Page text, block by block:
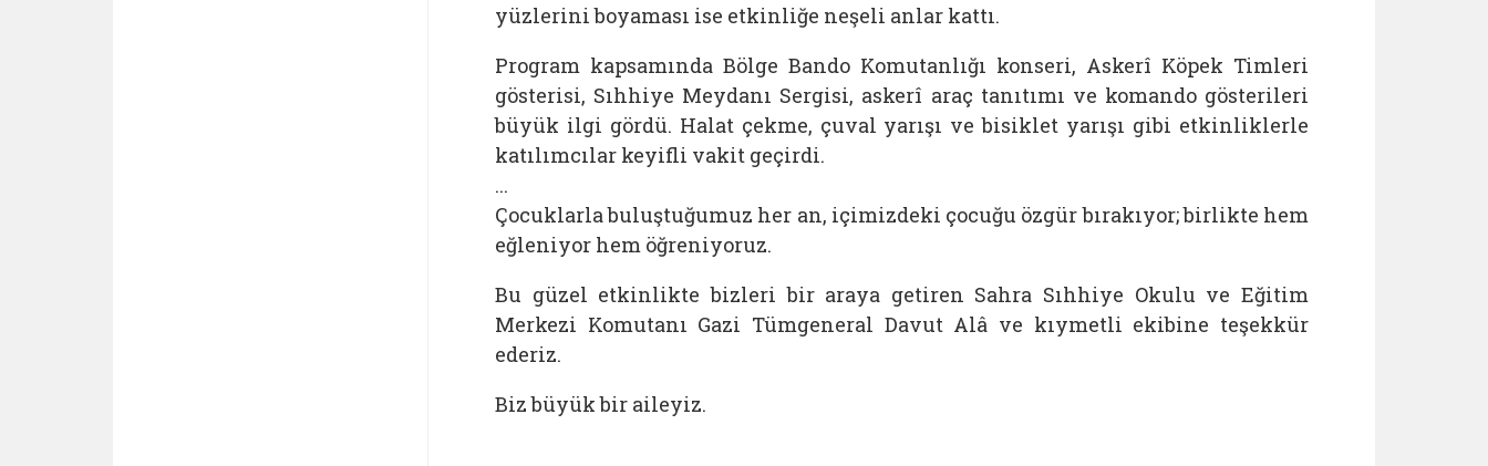
yüzlerini boyaması ise etkinliğe neşeli anlar kattı.
Program kapsamında Bölge Bando Komutanlığı konseri, Askerî Köpek Timleri
gösterisi, Sıhhiye Meydanı Sergisi, askerî araç tanıtımı ve komando gösterileri
büyük ilgi gördü. Halat çekme, çuval yarışı ve bisiklet yarışı gibi etkinliklerle
katılımcılar keyifli vakit geçirdi.
...
Çocuklarla buluştuğumuz her an, içimizdeki çocuğu özgür bırakıyor; birlikte hem
eğleniyor hem öğreniyoruz.
Bu güzel etkinlikte bizleri bir araya getiren Sahra Sıhhiye Okulu ve Eğitim
Merkezi Komutanı Gazi Tümgeneral Davut Alâ ve kıymetli ekibine teşekkür
ederiz.
Biz büyük bir aileyiz.